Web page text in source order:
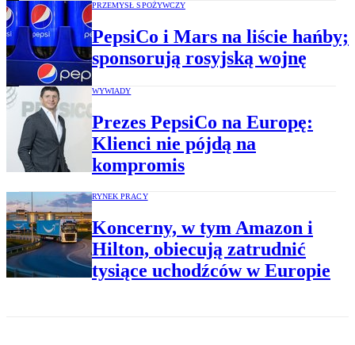
PRZEMYSŁ SPOŻYWCZY
PepsiCo i Mars na liście hańby;
sponsorują rosyjską wojnę
WYWIADY
Prezes PepsiCo na Europę:
Klienci nie pójdą na
kompromis
RYNEK PRACY
Koncerny, w tym Amazon i
Hilton, obiecują zatrudnić
tysiące uchodźców w Europie